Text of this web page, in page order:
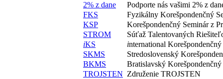
2% z dane
Podporte nás vašimi 2% z
FKS
Fyzikálny Korešpondenčný
KSP
Korešpondenčný Seminár z
STROM
Súťaž Talentovaných
iKS international Korešpondenčný
SKMS
Stredoslovenský
BKMS
Bratislavský
TROJSTEN Združenie TROJSTEN